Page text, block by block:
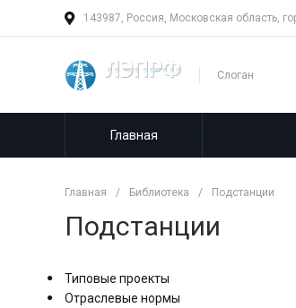
143987, Россия, Московская область,
Слоган
Главная
Главная / Библиотека / Подстанции
Подстанции
Типовые проекты
Отраслевые нормы